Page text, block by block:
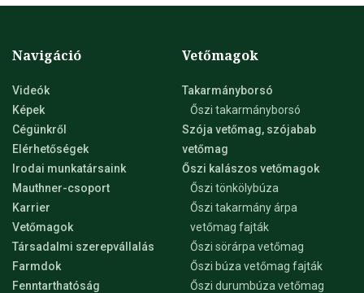
Navigáció
Videók
Képek
Cégünkről
Elérhetőségek
Irodai munkatársaink
Mauthner-csoport
Karrier
Vetőmagok
Társadalmi szerepvállalás
Farmdok
Fenntarthatóság
Vetőmagok
Takarmányborsó
Őszi takarmányborsó
Szója vetőmag, szójabab
vetőmag
Őszi kalászos vetőmagok
Őszi tönkölybúza
Őszi takarmány árpa
vetőmag fajták
Őszi sörárpa vetőmag
Őszi búza vetőmag fajták
Őszi durumbúza vetőmag